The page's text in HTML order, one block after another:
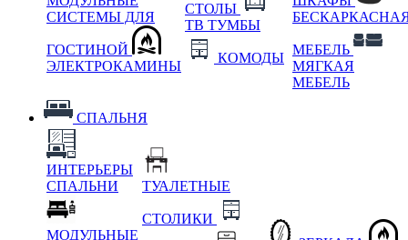
СИСТЕМЫ ДЛЯ
ГОСТИНОЙ
ЭЛЕКТРОКАМИНЫ
СТОЛЫ
ТВ ТУМБЫ
КОМОДЫ
МЕБЕЛЬ
МЯГКАЯ
МЕБЕЛЬ
СПАЛЬНЯ
ИНТЕРЬЕРЫ
СПАЛЬНИ
МОДУЛЬНЫЕ
ТУАЛЕТНЫЕ
СТОЛИКИ